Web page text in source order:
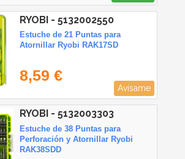
RYOBI - 5132002550
Estuche de 21 Puntas para
Atornillar Ryobi RAK17SD
8,59 €
Avísame
RYOBI - 5132003303
Estuche de 38 Puntas para
Perforación y Atornillar Ryobi
RAK38SDD